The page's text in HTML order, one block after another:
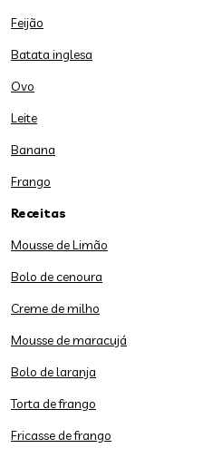
Feijão
Batata inglesa
Ovo
Leite
Banana
Frango
Receitas
Mousse de Limão
Bolo de cenoura
Creme de milho
Mousse de maracujá
Bolo de laranja
Torta de frango
Fricasse de frango